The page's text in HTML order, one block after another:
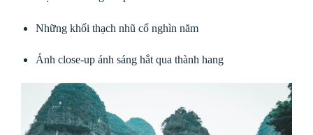
Những khối thạch nhũ cổ nghìn năm
Ảnh close-up ánh sáng hắt qua thành hang